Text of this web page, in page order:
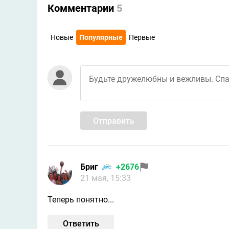
Комментарии 5
Новые Популярные Первые
Отправить
Бриг
+2676
21 мая, 15:33
Теперь понятно...
Ответить